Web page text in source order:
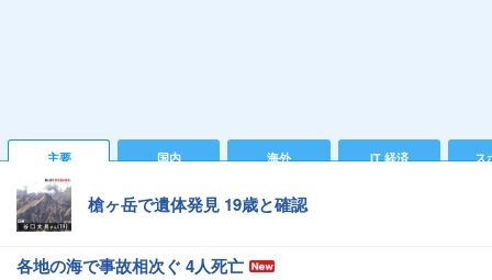
主要 国内 海外 IT 経済 ス
槍ヶ岳で遺体発見 19歳と確認
各地の海で事故相次ぐ 4人死亡